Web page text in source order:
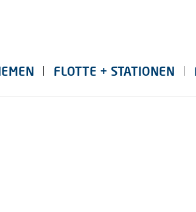
FLOTTE + STATIONEN